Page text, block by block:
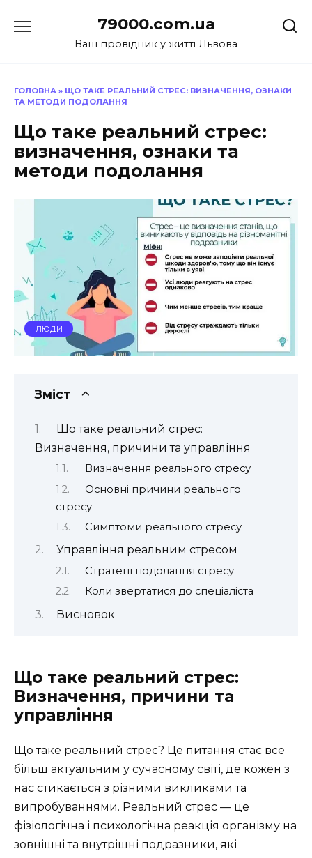
до
79000.com.ua
Ваш провідник у житті Львова
ГОЛОВНА » ЩО ТАКЕ РЕАЛЬНИЙ СТРЕС: ВИЗНАЧЕННЯ, ОЗНАКИ
ТА МЕТОДИ ПОДОЛАННЯ
Що таке реальний стрес:
визначення, ознаки та
методи подолання
ЛЮДИ
Зміст
Що таке реальний стрес:
Визначення, причини та управління
Визначення реального стресу
Основні причини реального
стресу
Симптоми реального стресу
Управління реальним стресом
Стратегії подолання стресу
Коли звертатися до спеціаліста
Висновок
Що таке реальний стрес:
Визначення, причини та
управління
Що таке реальний стрес? Це питання стає все
більш актуальним у сучасному світі, де кожен з
нас стикається з різними викликами та
випробуваннями. Реальний стрес — це
фізіологічна і психологічна реакція організму на
зовнішні та внутрішні подразники, які